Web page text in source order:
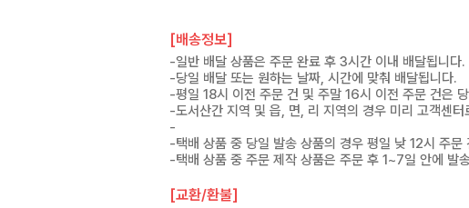
[배송정보]
-일반 배달 상품은 주문 완료 후 3시간 이내 배달됩니다.
-당일 배달 또는 원하는 날짜, 시간에 맞춰 배달됩니다.
-평일 18시 이전 주문 건 및 주말 16시 이전 주문 건은
-도서산간 지역 및 읍, 면, 리 지역의 경우 미리 고객센터
-
-택배 상품 중 당일 발송 상품의 경우 평일 낮 12시 주문
-택배 상품 중 주문 제작 상품은 주문 후 1~7일 안에 발
[교환/환불]